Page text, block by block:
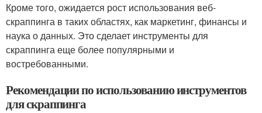
Кроме того, ожидается рост использования веб-
скраппинга в таких областях, как маркетинг, финансы и
наука о данных. Это сделает инструменты для
скраппинга еще более популярными и
востребованными.
Рекомендации по использованию инструментов
для скраппинга